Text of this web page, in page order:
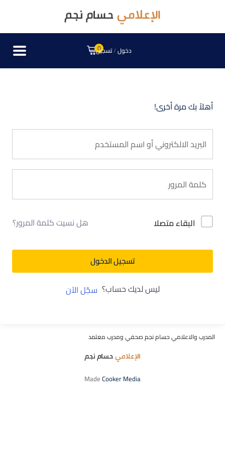
0 دخول/تسجيل
أهلاً بك مرة أخرى!
البقاء متصلا هل نسيت كلمة المرور؟
تسجيل الدخول
ليس لديك حساب؟ سجّل الآن
المدرب والاعلامي حسام نجم صحفي ومدرب معتمد
MadeCooker Media